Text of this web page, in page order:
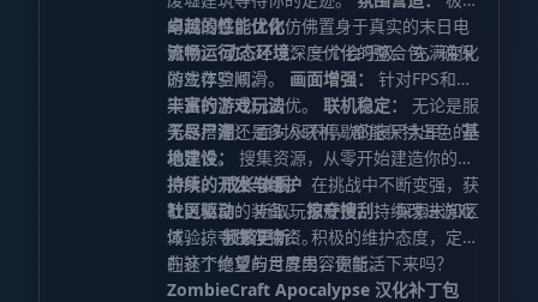
的沉浸感，让你仿佛置身于真实的末日电
影中。动态环境：一个会呼吸、充满变化
的生存空间。
卓越的性能优化
流畅运行：经过深度优化的整合包，确保
游戏体验顺滑。 画面增强：
针对FPS和渲
染进行了专门调优。 联机稳定：
无论是服
务器搭建还是多人联机，都能保持出色的
稳定性。
丰富的游戏玩法
无尽尸潮：面对永不停歇的丧尸大军。基
地建设：
搜集资源，从零开始建造你的庇
护所。成长体系： 在挑战中不断变强，获
取更精良的装备。掠夺搜刮：探索未知区
域，掠夺生存物资。
持续的开发与维护
社区驱动：听取玩家反馈，持续改进游戏
体验。频繁更新：积极的维护态度，定期
的补丁修复与月度内容更新。
在这个绝望的世界里，你能活下来吗？
ZombieCraft Apocalypse 汉化补丁包